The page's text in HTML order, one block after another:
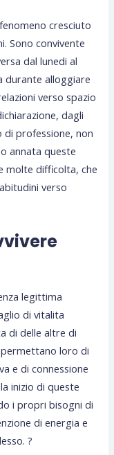
cresciuto
Sono convivente
dal lunedi al
durante alloggiare
verso spazio
dagli
professione, non
annata queste
molte difficolta, che
verso
di vitalita
di delle altre di
loro di
e di connessione
inizio di queste
i propri bisogni di
di energia e
?